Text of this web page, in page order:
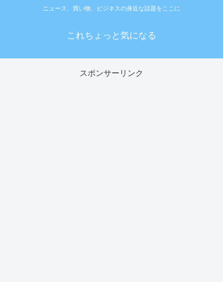
ニュース、買い物、ビジネスの身近な話題をここに
これちょっと気になる
スポンサーリンク